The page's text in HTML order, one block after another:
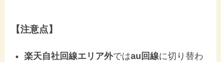
【注意点】
楽天自社回線エリア外ではau回線に切り替わ